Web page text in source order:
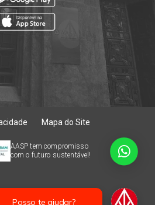
Mapa do Site
AASP tem compromisso
com o futuro sustentável!